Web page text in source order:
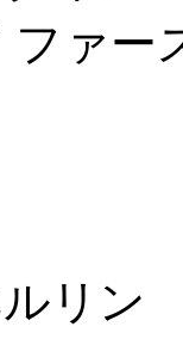
ファー
リン